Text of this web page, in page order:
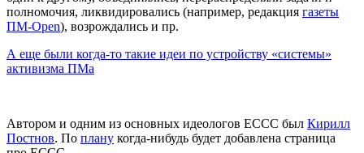
полномочия, ликвидировались (например, редакция газеты
ПМ-Open), возрождались и пр.
А еще были когда-то такие идеи по устройству «системы»
активизма ПМа
Автором и одним из основных идеологов ЕССС был Кирилл
Постнов. По плану когда-нибудь будет добавлена страница